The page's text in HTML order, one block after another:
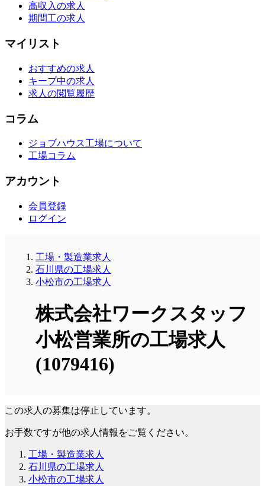
高収入の求人
期間工の求人
マイリスト
おすすめの求人
キープ中の求人
求人の閲覧履歴
コラム
ジョブハウス工場について
工場コラム
アカウント
会員登録
ログイン
工場・製造業求人
石川県の工場求人
小松市の工場求人
株式会社ワークスタッフ
小松営業所の工場求人
(1079416)
この求人の募集は停止しています。
お手数ですが他の求人情報をご覧ください。
工場・製造業求人
石川県の工場求人
小松市の工場求人